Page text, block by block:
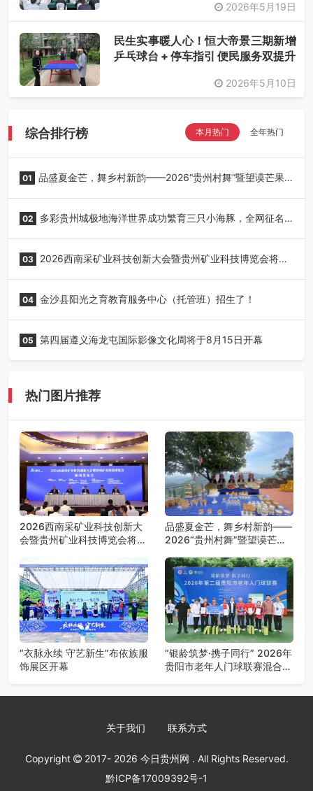
2026年5月19日
民生实事暖人心！恒大帝景三期新增
乒乓球台 + 停车指引 便民服务双提升
2026年5月10日
综合排行榜 本月热门 全年热门
01 品盛夏金芒，舞乡村新韵——2026“贵州村舞”暨望谟芒果
02 多彩贵州城极地海洋世界成功繁育三只小海豚，全网征名
03 2026西南采矿业科技创新大会暨贵州矿业科技博览会将在
04 金沙县阳光之育教育服务中心（托管班）招生了！
05 第四届遵义海龙屯国际影像文化周将于8月15日开幕
热门图片推荐
2026西南采矿业科技创新大
会暨贵州矿业科技博览会将在
品盛夏金芒，舞乡村新韵——
2026“贵州村舞”暨望谟芒果
“衣脉永续 守艺新生”布依族服
饰展区开幕
“银龄筑梦·携子同行” 2026年
贵阳市老年人门球联赛混合团
关于我们 联系方式
Copyright 2017- 2026 今日贵州网 . All Rights Reserved.
黔ICP备17009392号-1